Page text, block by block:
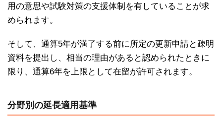
用の意思や試験対策の支援体制を有していることが求
められます。
そして、通算5年が満了する前に所定の更新申請と疎明
資料を提出し、相当の理由があると認められたときに
限り、通算6年を上限として在留が許可されます。
分野別の延長適用基準